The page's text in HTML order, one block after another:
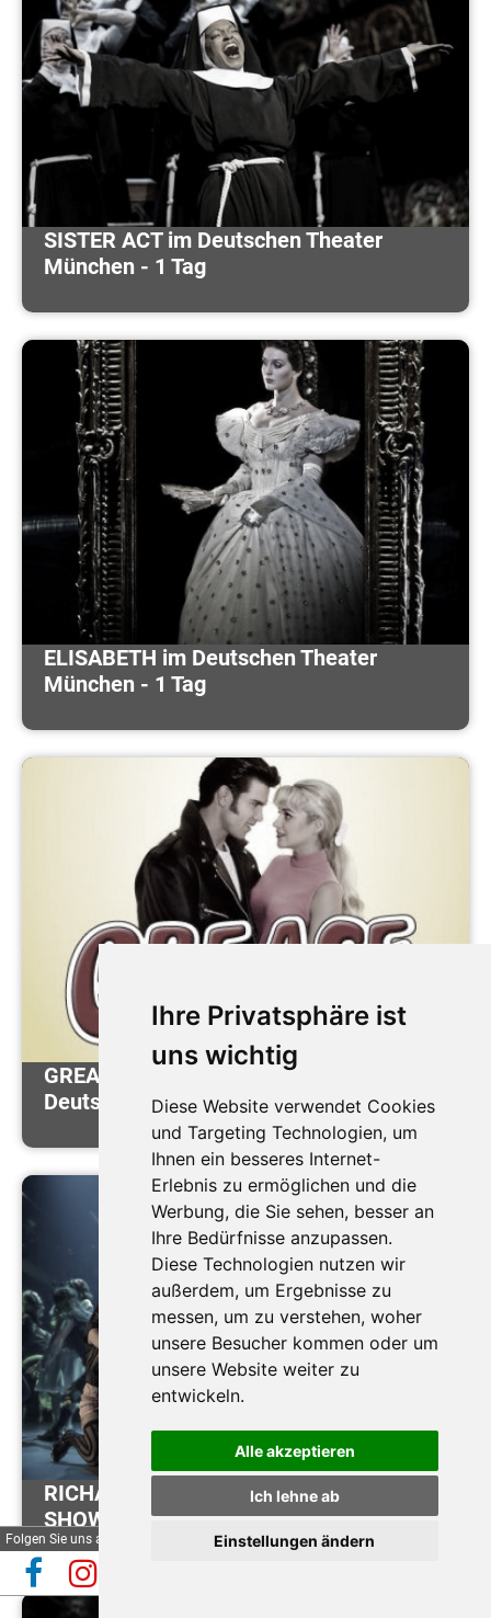
Ihre Privatsphäre ist
uns wichtig
Diese Website verwendet Cookies
und Targeting Technologien, um
Ihnen ein besseres Internet-
Erlebnis zu ermöglichen und die
Werbung, die Sie sehen, besser an
Ihre Bedürfnisse anzupassen.
Diese Technologien nutzen wir
außerdem, um Ergebnisse zu
messen, um zu verstehen, woher
unsere Besucher kommen oder um
unsere Website weiter zu
entwickeln.
Alle akzeptieren
Ich lehne ab
Einstellungen ändern
Automatische Reiseauskunft
SISTER ACT im Deutschen Theater
München - 1 Tag
ELISABETH im Deutschen Theater
München - 1 Tag
GREASE - DAS HITMUSICAL im
Deutschen Theater München - 1 Tag
RICHARD O´BRIEN'S ROCKY HORROR
SHOW
Folgen Sie uns auf